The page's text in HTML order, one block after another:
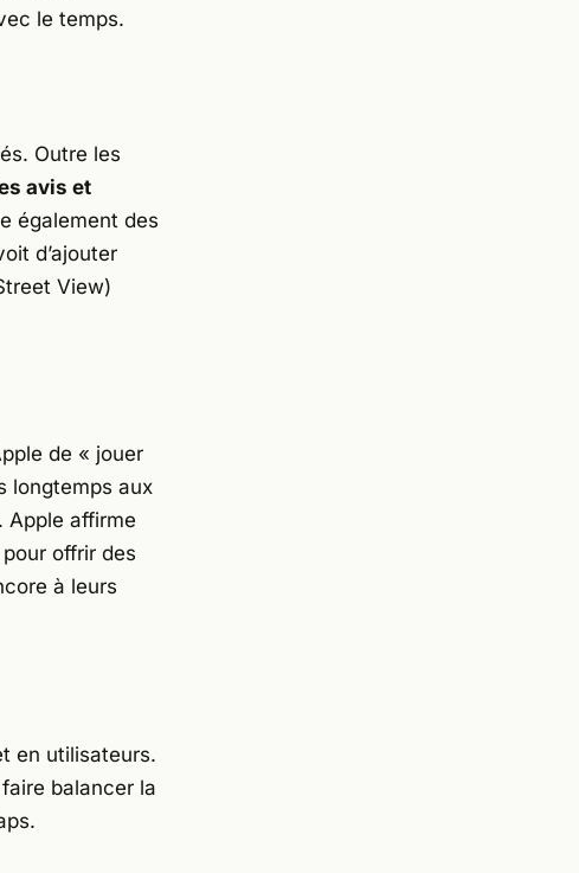
le temps.
Outre les
avis et
également des
d’ajouter
View)
de « jouer
longtemps aux
Apple affirme
offrir des
à leurs
en utilisateurs.
balancer la